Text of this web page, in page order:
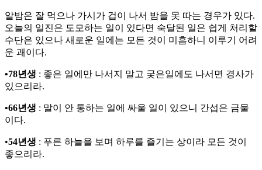
알밤은 잘 먹으나 가시가 겁이 나서 밤을 못 따는 경우가 있다.
오늘의 일진은 도모하는 일이 있다면 숙달된 일은 쉽게 처리할
수단은 있으나 새로운 일에는 모든 것이 미흡하니 이루기 어려
운 괘이다.
•78년생 : 좋은 일에만 나서지 말고 궂은일에도 나서면 경사가
있으리라.
•66년생 : 말이 안 통하는 일에 싸울 일이 있으니 간섭은 금물
이다.
•54년생 : 푸른 하늘을 보며 하루를 즐기는 상이라 모든 것이
좋으리라.